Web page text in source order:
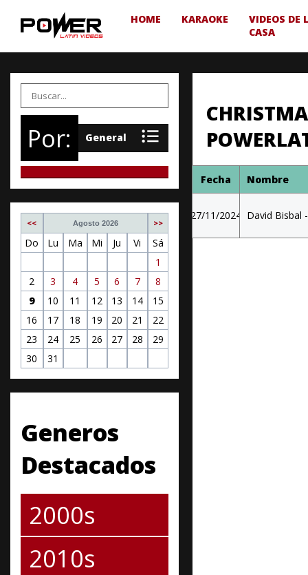
HOME KARAOKE
VIDEOS DE
CASA
Por:
<< Agosto 2026 >>
Do Lu Ma Mi Ju Vi
Sá
1
2
3 4 5 6 7
8
9
10 11 12 13 14
15
16
17 18 19 20 21
22
23
24 25 26 27 28
29
30
31
Generos
Destacados
2000s
2010s
Fecha Nombre
27/11/2024 David Bisbal